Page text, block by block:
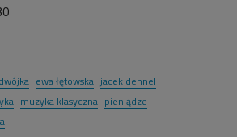
dwójka ewa łętowska jacek dehnel
muzyka klasyczna pieniądze